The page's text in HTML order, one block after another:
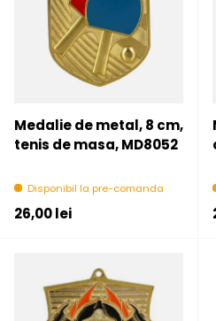
Medalie de metal, 8 cm,
tenis de masa, MD8052
Disponibil la pre-comanda
Pret initial
26,00 lei